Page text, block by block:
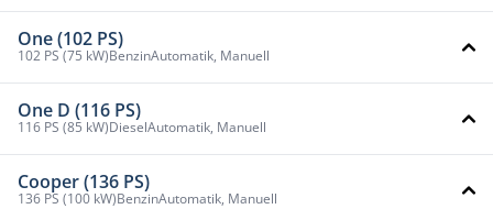
One (102 PS)
102 PS (75 kW)BenzinAutomatik, Manuell
One D (116 PS)
116 PS (85 kW)DieselAutomatik, Manuell
Cooper (136 PS)
136 PS (100 kW)BenzinAutomatik, Manuell